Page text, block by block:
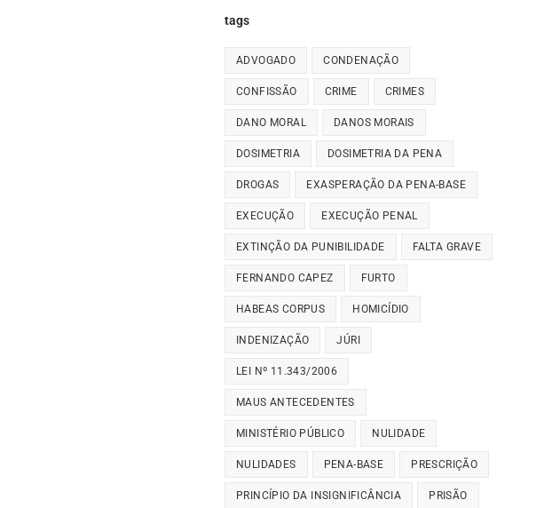
tags
ADVOGADO CONDENAÇÃO
CONFISSÃO CRIME CRIMES
DANO MORAL DANOS MORAIS
DOSIMETRIA DOSIMETRIA DA PENA
DROGAS EXASPERAÇÃO DA PENA-BASE
EXECUÇÃO EXECUÇÃO PENAL
EXTINÇÃO DA PUNIBILIDADE FALTA GRAVE
FERNANDO CAPEZ FURTO
HABEAS CORPUS HOMICÍDIO
INDENIZAÇÃO JÚRI
LEI Nº 11.343/2006
MAUS ANTECEDENTES
MINISTÉRIO PÚBLICO NULIDADE
NULIDADES PENA-BASE PRESCRIÇÃO
PRINCÍPIO DA INSIGNIFICÂNCIA PRISÃO